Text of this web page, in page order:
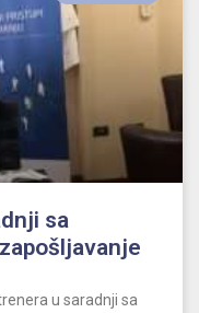
sa
u saradnji sa